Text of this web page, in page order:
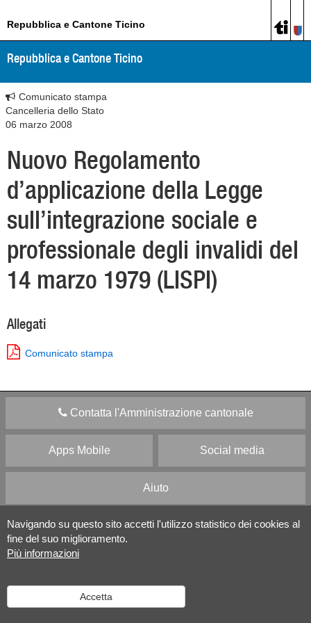
Navigando su questo sito accetti l'utilizzo statistico dei cookies al
fine del suo miglioramento.
Più informazioni
Accetta
Repubblica e Cantone Ticino
Repubblica e Cantone Ticino
Comunicato stampa
Cancelleria dello Stato
06 marzo 2008
Nuovo Regolamento
d’applicazione della Legge
sull’integrazione sociale e
professionale degli invalidi del
14 marzo 1979 (LISPI)
Allegati
Comunicato stampa
Contatta l'Amministrazione cantonale
Apps Mobile Social media
Aiuto
Versione desktop | Informazioni legali